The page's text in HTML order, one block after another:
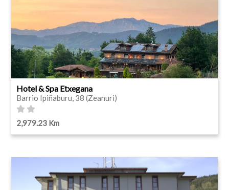
Hotel & Spa Etxegana
Barrio Ipiñaburu, 38 (Zeanuri)
2,979.23 Km